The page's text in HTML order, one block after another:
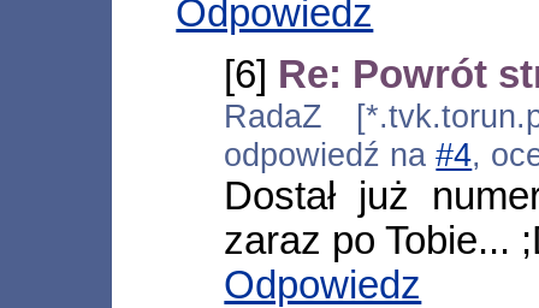
Odpowiedz
[6] Re: Powrót
RadaZ
odpowiedź na#4,
Dostał już
zaraz po Tobie...
Odpowiedz